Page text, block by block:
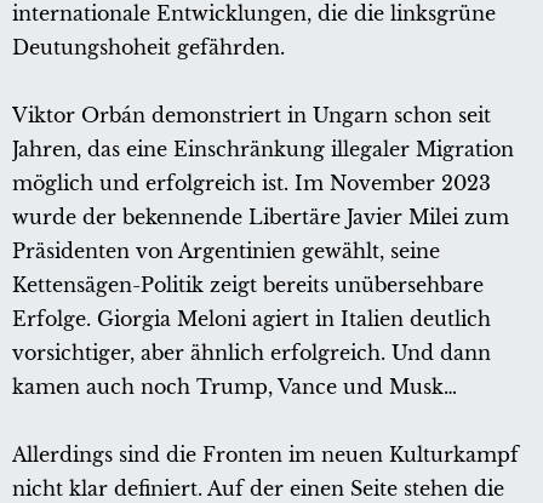
internationale Entwicklungen, die die linksgrüne
Deutungshoheit gefährden.
Viktor Orbán demonstriert in Ungarn schon seit
Jahren, das eine Einschränkung illegaler Migration
möglich und erfolgreich ist. Im November 2023
wurde der bekennende Libertäre Javier Milei zum
Präsidenten von Argentinien gewählt, seine
Kettensägen-Politik zeigt bereits unübersehbare
Erfolge. Giorgia Meloni agiert in Italien deutlich
vorsichtiger, aber ähnlich erfolgreich. Und dann
kamen auch noch Trump, Vance und Musk…
Allerdings sind die Fronten im neuen Kulturkampf
nicht klar definiert. Auf der einen Seite stehen die